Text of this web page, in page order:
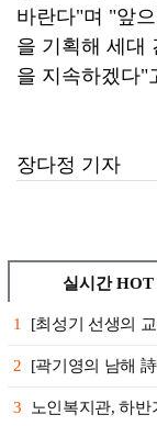
바란다"며 "앞
을 기획해 세대
을 지속하겠다"
장다정 기자
실시간 HOT
1 [최성기 선생의
2 [곽기영의 남해
3 노인복지관, 하반